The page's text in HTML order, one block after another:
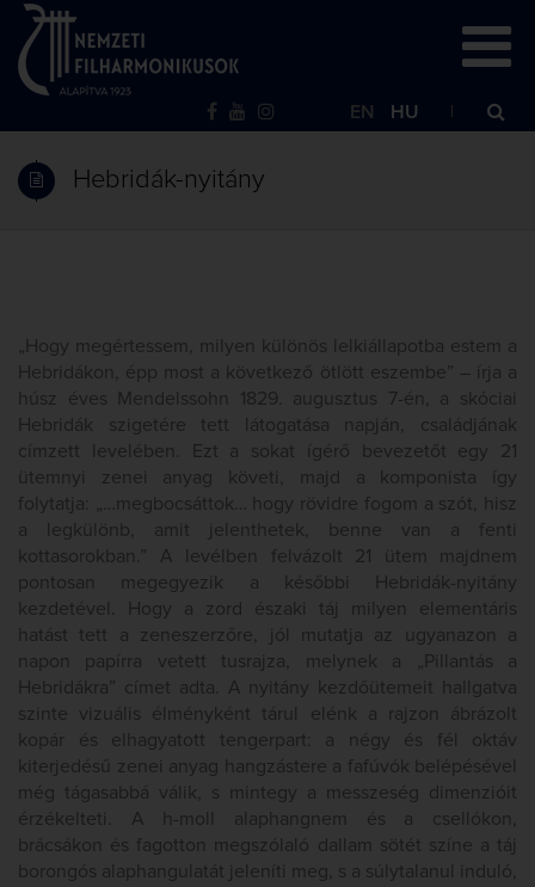
EN HU
Hebridák-nyitány
„Hogy megértessem, milyen különös lelkiállapotba estem a
Hebridákon, épp most a következő ötlött eszembe” – írja a
húsz éves Mendelssohn 1829. augusztus 7-én, a skóciai
Hebridák szigetére tett látogatása napján, családjának
címzett levelében. Ezt a sokat ígérő bevezetőt egy 21
ütemnyi zenei anyag követi, majd a komponista így
folytatja: „…megbocsáttok… hogy rövidre fogom a szót, hisz
a legkülönb, amit jelenthetek, benne van a fenti
kottasorokban.” A levélben felvázolt 21 ütem majdnem
pontosan megegyezik a későbbi Hebridák-nyitány
kezdetével. Hogy a zord északi táj milyen elementáris
hatást tett a zeneszerzőre, jól mutatja az ugyanazon a
napon papírra vetett tusrajza, melynek a „Pillantás a
Hebridákra” címet adta. A nyitány kezdőütemeit hallgatva
szinte vizuális élményként tárul elénk a rajzon ábrázolt
kopár és elhagyatott tengerpart: a négy és fél oktáv
kiterjedésű zenei anyag hangzástere a fafúvók belépésével
még tágasabbá válik, s mintegy a messzeség dimenzióit
érzékelteti. A h-moll alaphangnem és a csellókon,
brácsákon és fagotton megszólaló dallam sötét színe a táj
borongós alaphangulatát jeleníti meg, s a súlytalanul induló,